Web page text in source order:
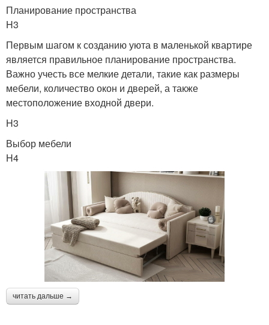
Планирование пространства
H3
Первым шагом к созданию уюта в маленькой квартире
является правильное планирование пространства.
Важно учесть все мелкие детали, такие как размеры
мебели, количество окон и дверей, а также
местоположение входной двери.
H3
Выбор мебели
H4
читать дальше →